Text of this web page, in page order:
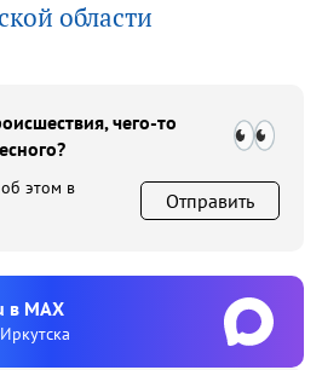
области
чего-то
этом в
Отправить
в MAX